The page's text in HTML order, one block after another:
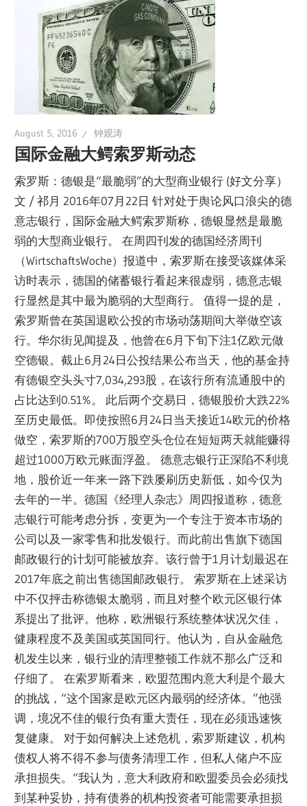
August 5, 2016 钟观涛
国际金融大鳄索罗斯动态
索罗斯：德银是“最脆弱”的大型商业银行 (好文分享）
文 / 祁月 2016年07月22日 针对处于舆论风口浪尖的德
意志银行，国际金融大鳄索罗斯称，德银显然是最脆
弱的大型商业银行。 在周四刊发的德国经济周刊
（WirtschaftsWoche）报道中，索罗斯在接受该媒体采
访时表示，德国的储蓄银行看起来很虚弱，德意志银
行显然是其中最为脆弱的大型商行。 值得一提的是，
索罗斯曾在英国退欧公投的市场动荡期间大举做空该
行。华尔街见闻提及，他曾在6月下旬下注1亿欧元做
空德银。截止6月24日公投结果公布当天，他的基金持
有德银空头头寸7,034,293股，在该行所有流通股中的
占比达到0.51%。 此后两个交易日，德银股价大跌22%
至历史最低。即使按照6月24日当天接近14欧元的价格
做空，索罗斯的700万股空头仓位在短短两天就能赚得
超过1000万欧元账面浮盈。 德意志银行正深陷不利境
地，股价近一年来一路下跌屡刷历史新低，如今仅为
去年的一半。德国《经理人杂志》周四报道称，德意
志银行可能考虑分拆，变更为一个专注于资本市场的
公司以及一家零售和批发银行。而此前出售旗下德国
邮政银行的计划可能被放弃。该行曾于1月计划最迟在
2017年底之前出售德国邮政银行。 索罗斯在上述采访
中不仅抨击称德银太脆弱，而且对整个欧元区银行体
系提出了批评。他称，欧洲银行系统整体状况欠佳，
健康程度不及美国或英国同行。他认为，自从金融危
机发生以来，银行业的清理整顿工作就不那么广泛和
仔细了。 在索罗斯看来，欧盟范围内意大利是个最大
的挑战，“这个国家是欧元区内最弱的经济体。”他强
调，境况不佳的银行负有重大责任，现在必须迅速恢
复健康。 对于如何解决上述危机，索罗斯建议，机构
债权人将不得不参与债务清理工作，但私人储户不应
承担损失。“我认为，意大利政府和欧盟委员会必须找
到某种妥协，持有债券的机构投资者可能需要承担损